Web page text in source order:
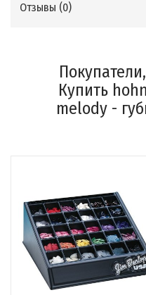
Отзывы (0)
Купить
melody -